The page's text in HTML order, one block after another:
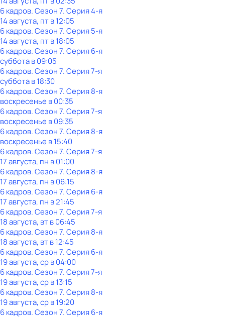
6 кадров. Сезон 7. Серия 4-я
14 августа, пт в 12:05
6 кадров. Сезон 7. Серия 5-я
14 августа, пт в 18:05
6 кадров. Сезон 7. Серия 6-я
субботав09:05
6 кадров. Сезон 7. Серия 7-я
субботав18:30
6 кадров. Сезон 7. Серия 8-я
воскресенье в00:35
6 кадров. Сезон 7. Серия 7-я
воскресенье в09:35
6 кадров. Сезон 7. Серия 8-я
воскресенье в15:40
6 кадров. Сезон 7. Серия 7-я
17 августа, пн в 01:00
6 кадров. Сезон 7. Серия 8-я
17 августа, пн в 06:15
6 кадров. Сезон 7. Серия 6-я
17 августа, пн в 21:45
6 кадров. Сезон 7. Серия 7-я
18 августа, вт в 06:45
6 кадров. Сезон 7. Серия 8-я
18 августа, вт в 12:45
6 кадров. Сезон 7. Серия 6-я
19 августа, ср в 04:00
6 кадров. Сезон 7. Серия 7-я
19 августа, ср в 13:15
6 кадров. Сезон 7. Серия 8-я
19 августа, ср в 19:20
6 кадров. Сезон 7. Серия 6-я